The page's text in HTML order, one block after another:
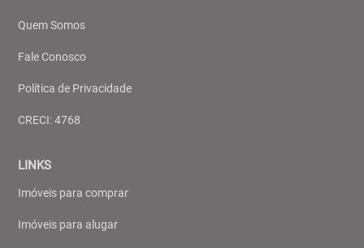
Quem Somos
Fale Conosco
Política de Privacidade
CRECI: 4768
LINKS
Imóveis para comprar
Imóveis para alugar